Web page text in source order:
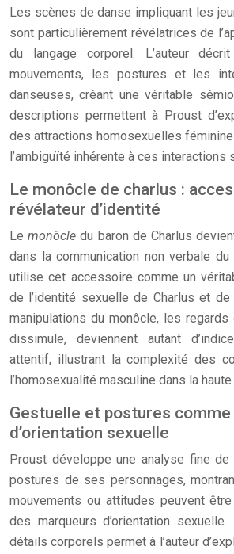
Les scènes de danse impliquant les
sont particulièrement révélatrices de
du langage corporel. L’auteur
mouvements, les postures et les
danseuses, créant une véritable
descriptions permettent à Proust
des attractions homosexuelles
l’ambiguïté inhérente à ces interactions
Le monôcle de charlus :
révélateur d’identité
Lemonôcledu baron de Charlus
dans la communication non verbale
utilise cet accessoire comme un
de l’identité sexuelle de Charlus et
manipulations du monôcle, les regards
dissimule, deviennent autant
attentif, illustrant la complexité des
l’homosexualité masculine dans la
Gestuelle et postures
d’orientation sexuelle
Proust développe une analyse fine
postures de ses personnages,
mouvements ou attitudes peuvent
des marqueurs d’orientation
détails corporels permet à l’auteur